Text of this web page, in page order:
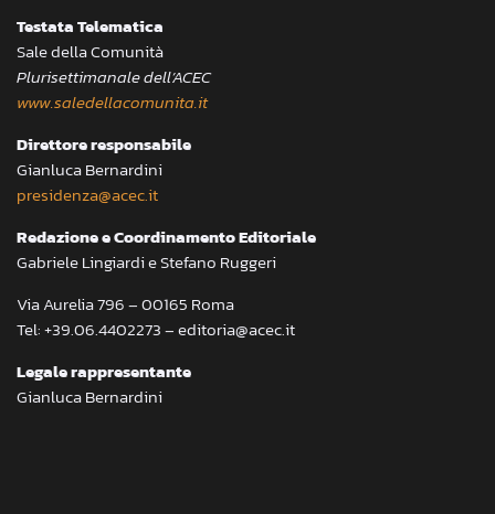
Testata Telematica
Sale della Comunità
Plurisettimanale dell’ACEC
www.saledellacomunita.it
Direttore responsabile
Gianluca Bernardini
presidenza@acec.it
Redazione e Coordinamento Editoriale
Gabriele Lingiardi e Stefano Ruggeri
Via Aurelia 796 – 00165 Roma
Tel: +39.06.4402273 – editoria@acec.it
Legale rappresentante
Gianluca Bernardini